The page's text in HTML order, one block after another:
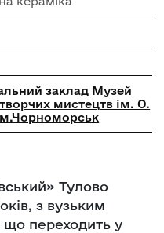
заклад Музей
мистецтв ім. О.
м.Чорноморськ
Тулово
з вузьким
переходить у